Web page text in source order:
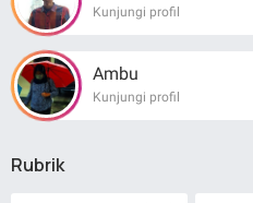
Kunjungi profil
Ambu
Kunjungi profil
Rubrik